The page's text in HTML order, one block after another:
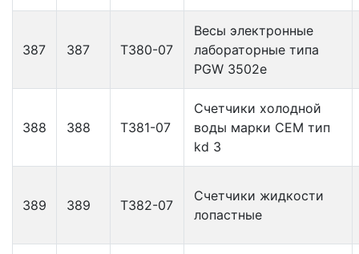
387 387 Т380-07
Весы электронные
лабораторные типа
PGW 3502e
388 388 Т381-07
Счетчики холодной
воды марки СЕМ тип
kd 3
389 389 Т382-07
Счетчики жидкости
лопастные